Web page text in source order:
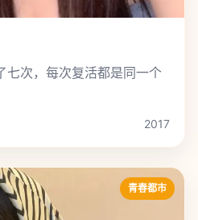
七次，每次复活都是同一个
2017
青春都市